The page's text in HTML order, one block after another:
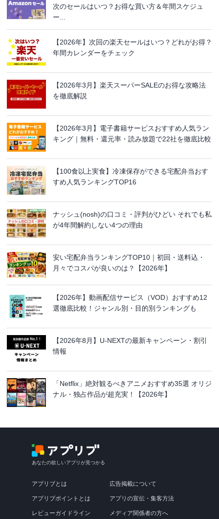
次のセールはいつ？お得な買い方＆年間スケジュ
ー...
【2026年】次回の楽天セールはいつ？どれがお得？
年間カレンダーをチェック
【2026年3月】楽天スーパーSALEのお得な攻略法
を徹底解説
【2026年3月】電子書籍サービスおすすめ人気ラン
キング｜無料・還元率・読み放題で22社を徹底比較
【100食以上実食】冷凍保存ができる宅配弁当おす
すめ人気ランキングTOP16
ナッシュ(nosh)の口コミ・評判がひどい それでも私
が4年間解約しない4つの理由
安い宅配弁当ランキングTOP10｜初回・送料込・
月々でコスパが良いのは？【2026年】
【2026年】動画配信サービス（VOD）おすすめ12
選徹底比較！ジャンル別・目的別ランキングも
【2026年8月】U-NEXTの最新キャンペーン・割引
情報
「Netflix」絶対観るべきアニメおすすめ35選 オリジ
ナル・独占作品が超充実！【2026年】
あなたの欲しいアプリが見つかる
アプリブとは
アプリブポイントとは
レビューガイドライン
広告掲載について
アプリの宣伝・集客方法
メディア関係者の方へ